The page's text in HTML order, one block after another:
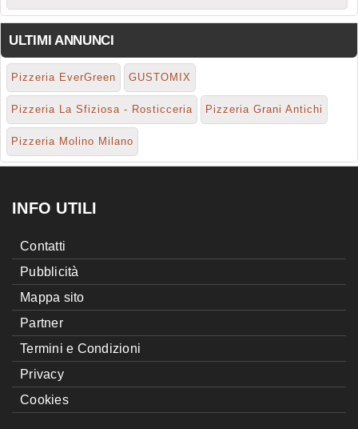
ULTIMI ANNUNCI
Pizzeria EverGreen GUSTOMIX
Pizzeria La Sfiziosa - Rosticceria Pizzeria Grani Antichi
Pizzeria Molino Milano
INFO UTILI
Contatti
Pubblicità
Mappa sito
Partner
Termini e Condizioni
Privacy
Cookies